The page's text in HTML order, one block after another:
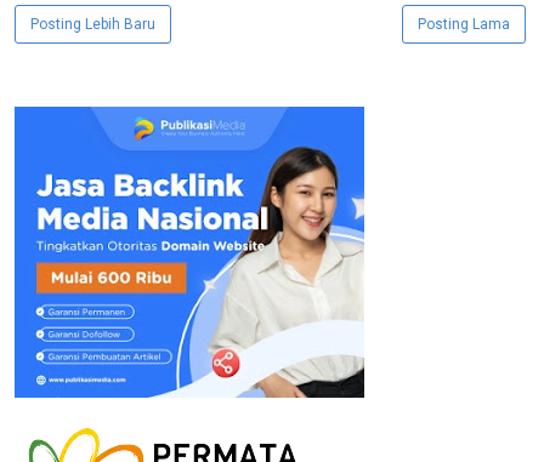
Posting Lebih Baru Posting Lama